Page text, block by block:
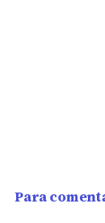
Para